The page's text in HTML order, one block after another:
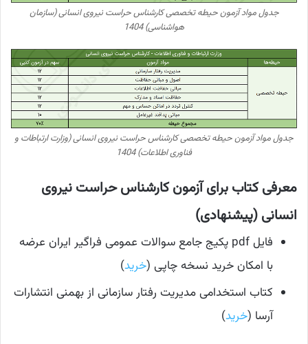
جدول مواد آزمون حیطه تخصصی کارشناس حراست نیروی انسانی (سازمان
هواشناسی) 1404
جدول مواد آزمون حیطه تخصصی کارشناس حراست نیروی انسانی (وزارت ارتباطات و
فناوری اطلاعات) 1404
معرفی کتاب برای آزمون کارشناس حراست نیروی
انسانی (پیشنهادی)
فایل pdf پکیج جامع سوالات عمومی فراگیر ایران عرضه
با امکان خرید نسخه چاپی (خرید)
کتاب استخدامی مدیریت رفتار سازمانی از بهمنی انتشارات
آرسا (خرید)